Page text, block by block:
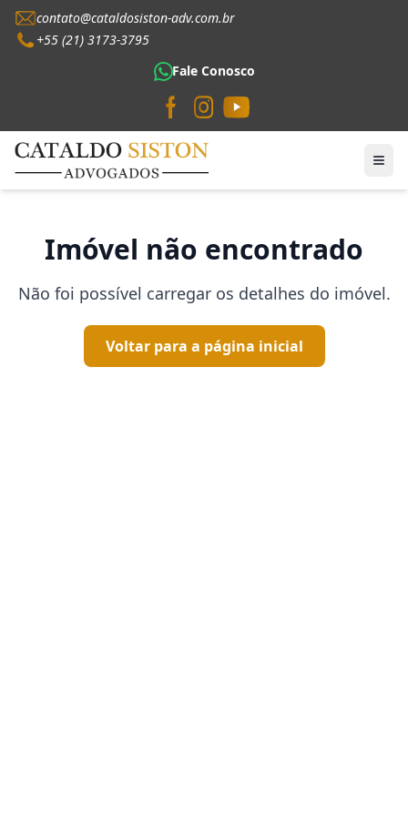
contato@cataldosiston-adv.com.br
+55 (21) 3173-3795
Fale Conosco
Imóvel não encontrado
Não foi possível carregar os detalhes do imóvel.
Voltar para a página inicial